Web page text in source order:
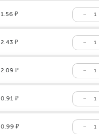
1.56 ₽
2.43 ₽
2.09 ₽
0.91 ₽
0.99 ₽